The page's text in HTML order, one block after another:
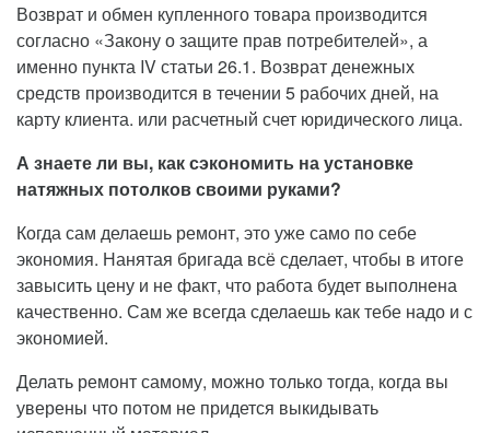
Возврат и обмен купленного товара производится
согласно «Закону о защите прав потребителей», а
именно пункта IV статьи 26.1. Возврат денежных
средств производится в течении 5 рабочих дней, на
карту клиента. или расчетный счет юридического лица.
А знаете ли вы, как сэкономить на установке
натяжных потолков своими руками?
Когда сам делаешь ремонт, это уже само по себе
экономия. Нанятая бригада всё сделает, чтобы в итоге
завысить цену и не факт, что работа будет выполнена
качественно. Сам же всегда сделаешь как тебе надо и с
экономией.
Делать ремонт самому, можно только тогда, когда вы
уверены что потом не придется выкидывать